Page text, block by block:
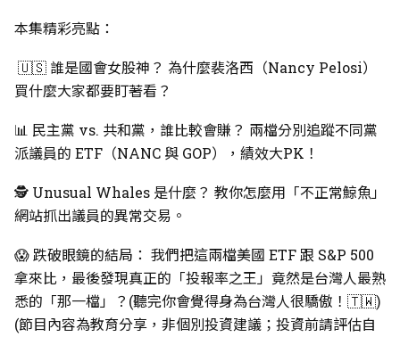
本集精彩亮點：
🇺🇸 誰是國會女股神？ 為什麼裴洛西（Nancy Pelosi）
買什麼大家都要盯著看？
📊 民主黨 vs. 共和黨，誰比較會賺？ 兩檔分別追蹤不同黨
派議員的 ETF（NANC 與 GOP），績效大PK！
🕵️ Unusual Whales 是什麼？ 教你怎麼用「不正常鯨魚」
網站抓出議員的異常交易。
😱 跌破眼鏡的結局： 我們把這兩檔美國 ETF 跟 S&P 500
拿來比，最後發現真正的「投報率之王」竟然是台灣人最熟
悉的「那一檔」？(聽完你會覺得身為台灣人很驕傲！🇹🇼)
(節目內容為教育分享，非個別投資建議；投資前請評估自